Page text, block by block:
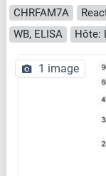
CHRFAM7A
WB, ELISA
Hôte:
1 image